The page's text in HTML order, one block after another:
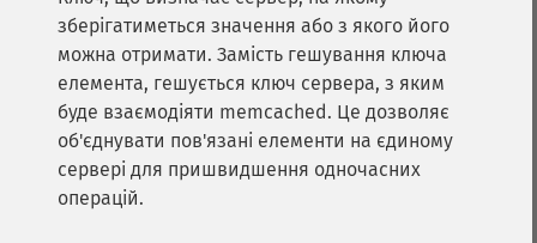
зберігатиметься значення або з якого його
можна отримати. Замість гешування ключа
елемента, гешується ключ сервера, з яким
буде взаємодіяти memcached. Це дозволяє
об'єднувати пов'язані елементи на єдиному
сервері для пришвидшення одночасних
операцій.